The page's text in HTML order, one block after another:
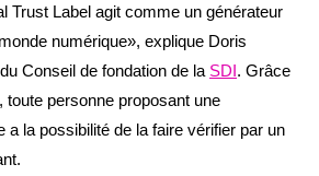
Trust Label agit comme un générateur
numérique», explique Doris
Conseil de fondation de la SDI. Grâce
toute personne proposant une
a la possibilité de la faire vérifier par un